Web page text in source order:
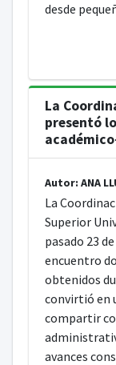
desde
La
presentó
Autor: ANA
La
Superior
pasado 23
encuentro
obtenidos
convirtió en
compartir
avances